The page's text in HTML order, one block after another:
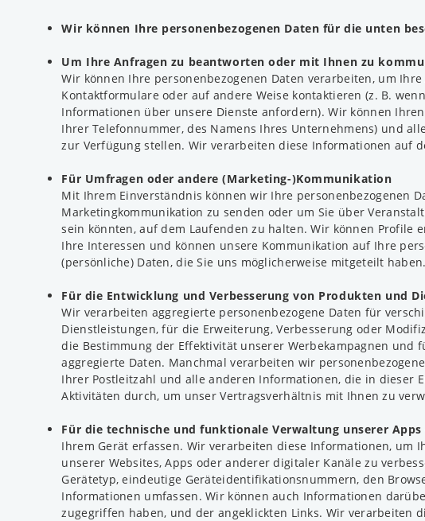
Wir können Ihre personenbezogenen Daten für die unten
Um Ihre Anfragen zu beantworten oder mit Ihnen zu
Wir können Ihre personenbezogenen Daten verarbeiten, um
Kontaktformulare oder auf andere Weise kontaktieren (z. B.
Informationen über unsere Dienste anfordern). Wir können
Ihrer Telefonnummer, des Namens Ihres Unternehmens) und
zur Verfügung stellen. Wir verarbeiten diese Informationen auf
Für Umfragen oder andere (Marketing-)Kommunikation
Mit Ihrem Einverständnis können wir Ihre personenbezogenen
Marketingkommunikation zu senden oder um Sie über
sein könnten, auf dem Laufenden zu halten. Wir können
Ihre Interessen und können unsere Kommunikation auf Ihre
(persönliche) Daten, die Sie uns möglicherweise mitgeteilt
Für die Entwicklung und Verbesserung von Produkten und
Wir verarbeiten aggregierte personenbezogene Daten für
Dienstleistungen, für die Erweiterung, Verbesserung oder
die Bestimmung der Effektivität unserer Werbekampagnen
aggregierte Daten. Manchmal verarbeiten wir
Ihrer Postleitzahl und alle anderen Informationen, die in dieser
Aktivitäten durch, um unser Vertragsverhältnis mit Ihnen zu
Für die technische und funktionale Verwaltung unserer Apps
Ihrem Gerät erfassen. Wir verarbeiten diese Informationen,
unserer Websites, Apps oder anderer digitaler Kanäle zu
Gerätetyp, eindeutige Geräteidentifikationsnummern, den
Informationen umfassen. Wir können auch Informationen
zugegriffen haben, und der angeklickten Links. Wir verarbeiten